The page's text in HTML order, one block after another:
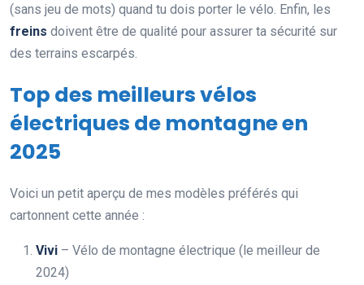
(sans jeu de mots) quand tu dois porter le vélo. Enfin, les
freins doivent être de qualité pour assurer ta sécurité sur
des terrains escarpés.
Top des meilleurs vélos
électriques de montagne en
2025
Voici un petit aperçu de mes modèles préférés qui
cartonnent cette année :
Vivi – Vélo de montagne électrique (le meilleur de
2024)